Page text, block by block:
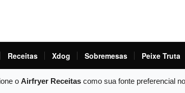
Receitas Xdog Sobremesas Peixe Truta
o Airfryer Receitas como sua fonte preferencial